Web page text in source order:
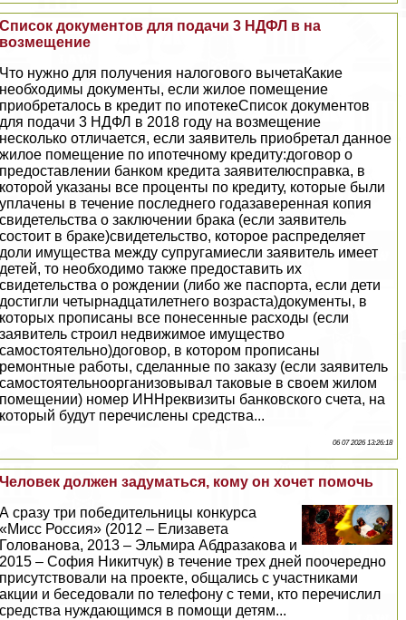
Список документов для подачи 3 НДФЛ в на
возмещение
Что нужно для получения налогового вычетаКакие
необходимы документы, если жилое помещение
приобреталось в кредит по ипотекеСписок документов
для подачи 3 НДФЛ в 2018 году на возмещение
несколько отличается, если заявитель приобретал данное
жилое помещение по ипотечному кредиту:договор о
предоставлении банком кредита заявителюсправка, в
которой указаны все проценты по кредиту, которые были
уплачены в течение последнего годазаверенная копия
свидетельства о заключении бpaка (если заявитель
состоит в бpaке)свидетельство, которое распределяет
доли имущества между супругамиесли заявитель имеет
детей, то необходимо также предоставить их
свидетельства о рождении (либо же паспорта, если дети
достигли четырнадцатилетнего возраста)документы, в
которых прописаны все понесенные расходы (если
заявитель строил недвижимое имущество
самостоятельно)договор, в котором прописаны
ремонтные работы, сделанные по заказу (если заявитель
самостоятельноорганизовывал таковые в своем жилом
помещении) номер ИННреквизиты банковского счета, на
который будут перечислены средства...
06 07 2026 13:26:18
Человек должен задуматься, кому он хочет помочь
А сразу три победительницы конкурса
«Мисс Россия» (2012 – Елизавета
Голованова, 2013 – Эльмира Абдразакова и
2015 – София Никитчук) в течение трех дней поочередно
присутствовали на проекте, общались с участниками
акции и беседовали по телефону с теми, кто перечислил
средства нуждающимся в помощи детям...